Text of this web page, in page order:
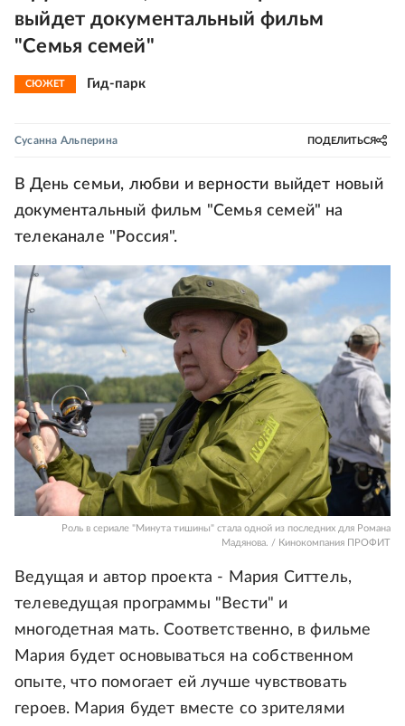
выйдет документальный фильм
"Семья семей"
СЮЖЕТ Гид-парк
Сусанна Альперина ПОДЕЛИТЬСЯ
В День семьи, любви и верности выйдет новый
документальный фильм "Семья семей" на
телеканале "Россия".
Роль в сериале "Минута тишины" стала одной из последних для Романа
Мадянова. / Кинокомпания ПРОФИТ
Ведущая и автор проекта - Мария Ситтель,
телеведущая программы "Вести" и
многодетная мать. Соответственно, в фильме
Мария будет основываться на собственном
опыте, что помогает ей лучше чувствовать
героев. Мария будет вместе со зрителями